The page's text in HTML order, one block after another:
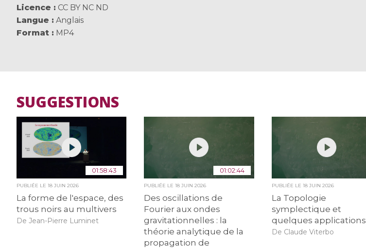
Licence
CC BY NC ND
Langue
Anglais
Format
MP4
SUGGESTIONS
01:58:43
PUBLIÉE LE 18 JUIN 2026
La forme de l'espace, des
trous noirs au multivers
De Jean-Pierre Luminet
01:02:44
PUBLIÉE LE18 JUIN 2026
Des oscillations de
Fourier aux ondes
gravitationnelles : la
théorie analytique de la
propagation de
PUBLIÉE LE 18 JUIN 2026
La Topologie
symplectique et
quelques applications
De Claude Viterbo